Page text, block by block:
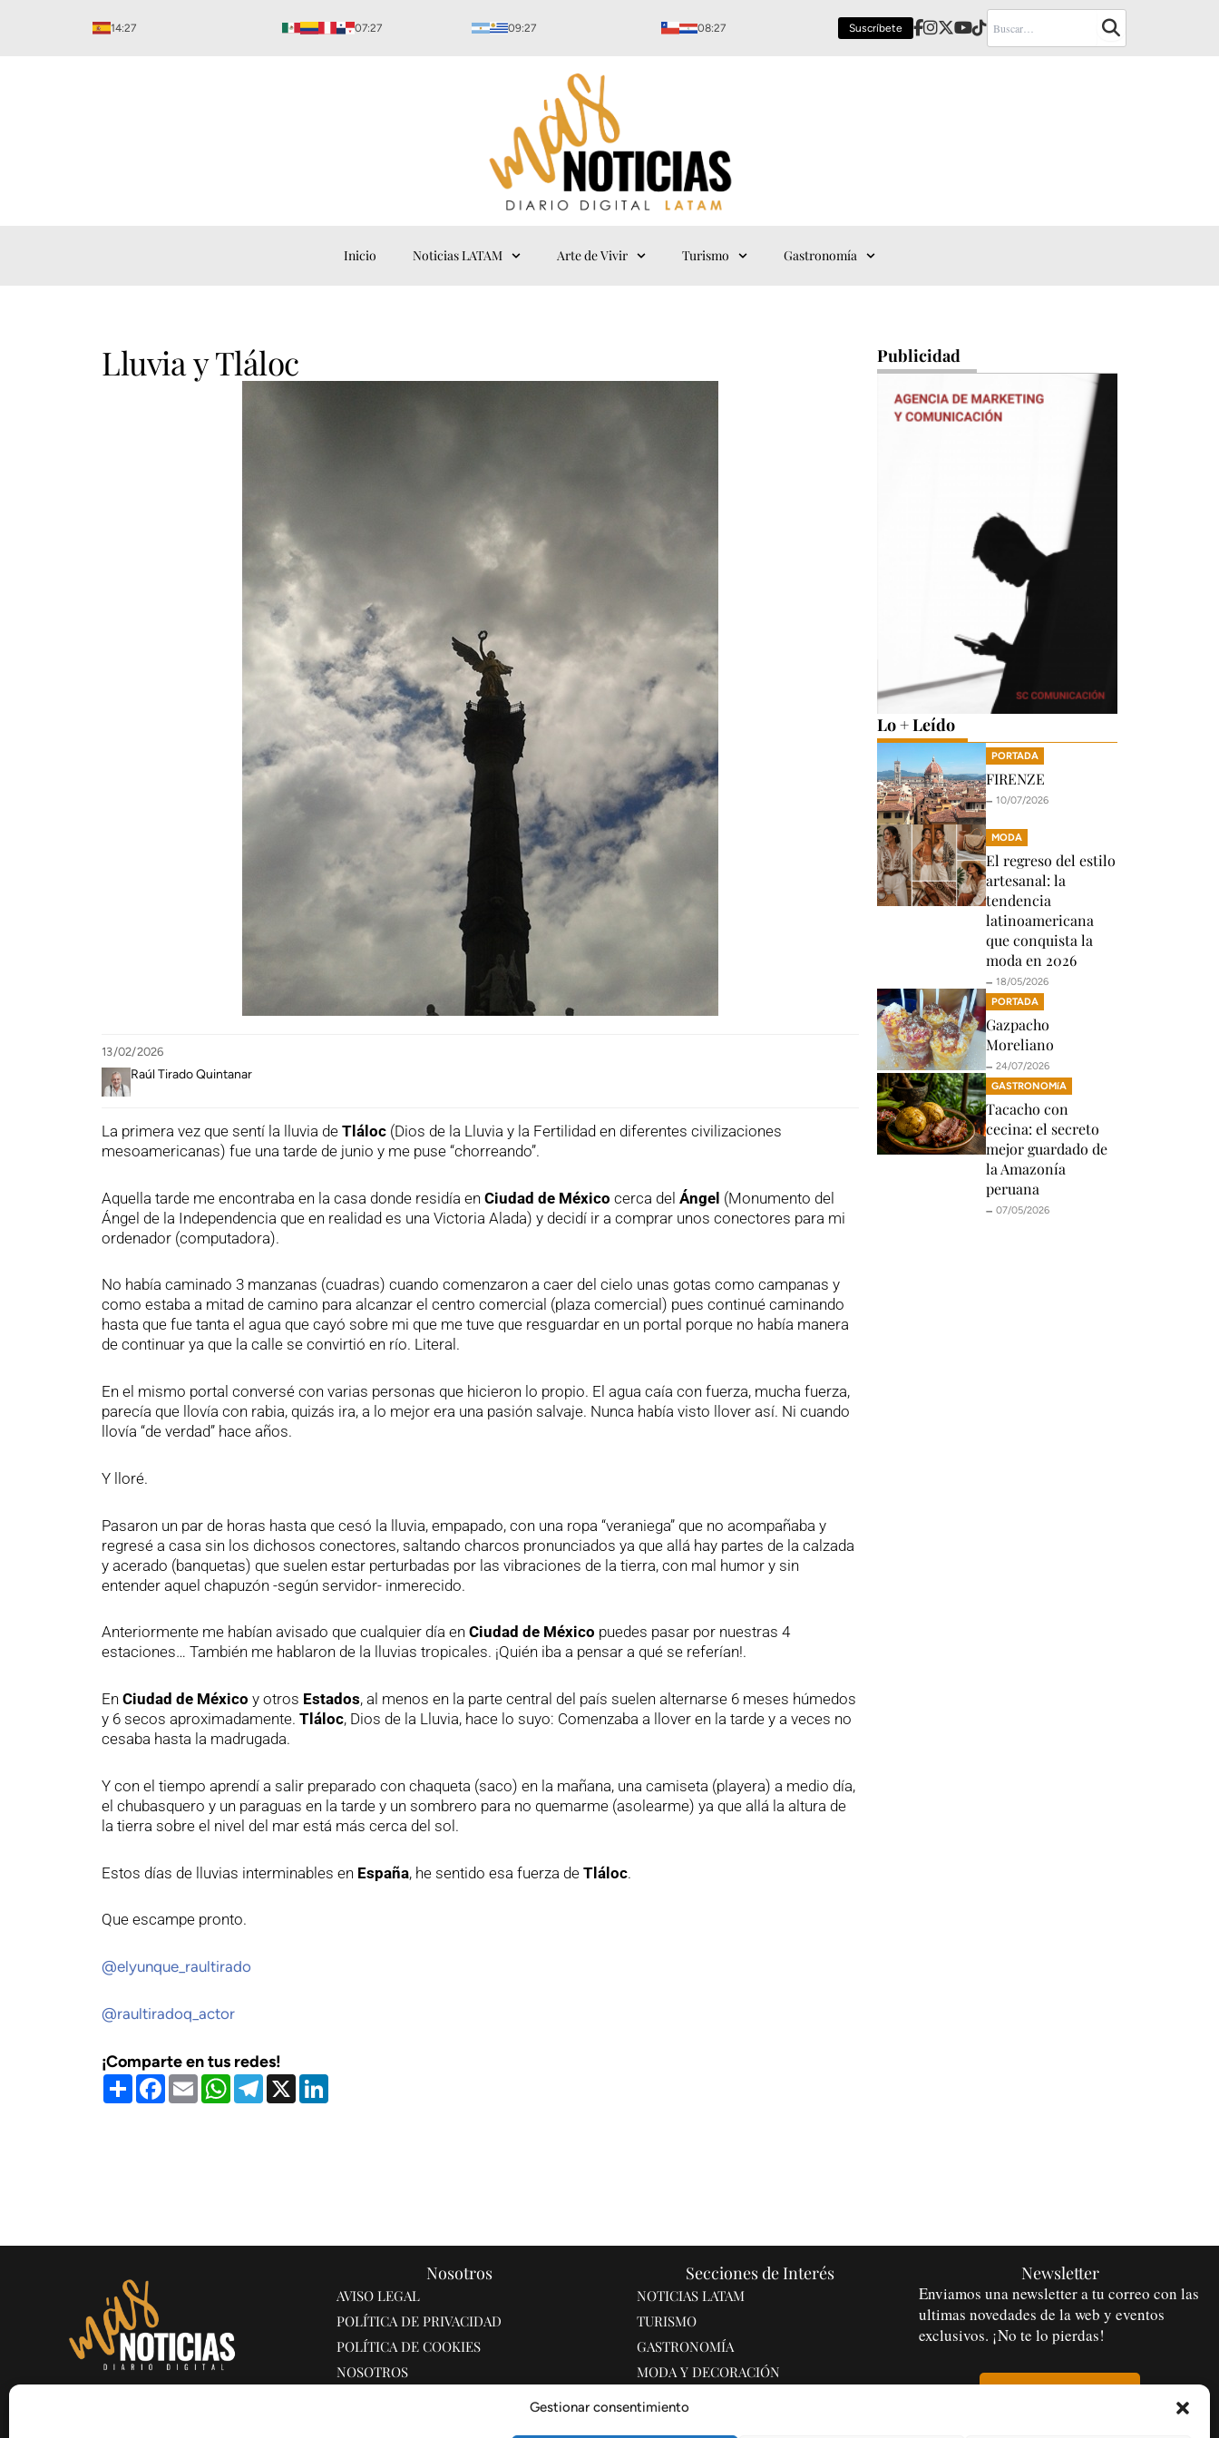
Gestionar consentimiento
14:27 07:27 09:27 08:27 Suscríbete
Inicio Noticias LATAM Arte de Vivir Turismo Gastronomía
Lluvia y Tláloc
13/02/2026
Raúl Tirado Quintanar
La primera vez que sentí la lluvia de Tláloc (Dios de la Lluvia y la Fertilidad en diferentes civilizaciones
mesoamericanas) fue una tarde de junio y me puse “chorreando”.
Aquella tarde me encontraba en la casa donde residía en Ciudad de México cerca del Ángel (Monumento del
Ángel de la Independencia que en realidad es una Victoria Alada) y decidí ir a comprar unos conectores para mi
ordenador (computadora).
No había caminado 3 manzanas (cuadras) cuando comenzaron a caer del cielo unas gotas como campanas y
como estaba a mitad de camino para alcanzar el centro comercial (plaza comercial) pues continué caminando
hasta que fue tanta el agua que cayó sobre mi que me tuve que resguardar en un portal porque no había manera
de continuar ya que la calle se convirtió en río. Literal.
En el mismo portal conversé con varias personas que hicieron lo propio. El agua caía con fuerza, mucha fuerza,
parecía que llovía con rabia, quizás ira, a lo mejor era una pasión salvaje. Nunca había visto llover así. Ni cuando
llovía “de verdad” hace años.
Y lloré.
Pasaron un par de horas hasta que cesó la lluvia, empapado, con una ropa “veraniega” que no acompañaba y
regresé a casa sin los dichosos conectores, saltando charcos pronunciados ya que allá hay partes de la calzada
y acerado (banquetas) que suelen estar perturbadas por las vibraciones de la tierra, con mal humor y sin
entender aquel chapuzón -según servidor- inmerecido.
Anteriormente me habían avisado que cualquier día en Ciudad de México puedes pasar por nuestras 4
estaciones… También me hablaron de la lluvias tropicales. ¡Quién iba a pensar a qué se referían!.
En Ciudad de México y otros Estados, al menos en la parte central del país suelen alternarse 6 meses húmedos
y 6 secos aproximadamente. Tláloc, Dios de la Lluvia, hace lo suyo: Comenzaba a llover en la tarde y a veces no
cesaba hasta la madrugada.
Y con el tiempo aprendí a salir preparado con chaqueta (saco) en la mañana, una camiseta (playera) a medio día,
el chubasquero y un paraguas en la tarde y un sombrero para no quemarme (asolearme) ya que allá la altura de
la tierra sobre el nivel del mar está más cerca del sol.
Estos días de lluvias interminables en España, he sentido esa fuerza de Tláloc.
Que escampe pronto.
@elyunque_raultirado
@raultiradoq_actor
¡Comparte en tus redes!
CompartirFacebook
EmailWhatsApp
Telegram
X
Publicidad
Lo + Leído
PORTADA
FIRENZE
🗕️ 10/07/2026
MODA
El regreso del estilo
artesanal: la
tendencia
latinoamericana
que conquista la
moda en 2026
🗕️ 18/05/2026
PORTADA
Gazpacho
Moreliano
🗕️ 24/07/2026
GASTRONOMíA
Tacacho con
cecina: el secreto
mejor guardado de
la Amazonía
peruana
🗕️ 07/05/2026
Nosotros
AVISO LEGAL
POLÍTICA DE PRIVACIDAD
POLÍTICA DE COOKIES
NOSOTROS
Secciones de Interés
NOTICIAS LATAM
TURISMO
GASTRONOMÍA
MODA Y DECORACIÓN
SOCIEDAD, ACTUALIDAD Y CULTURA
Newsletter
Enviamos una newsletter a tu correo con las
ultimas novedades de la web y eventos
exclusivos. ¡No te lo pierdas!